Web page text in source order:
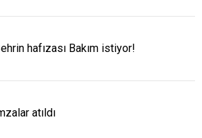
hafızası Bakım istiyor!
atıldı